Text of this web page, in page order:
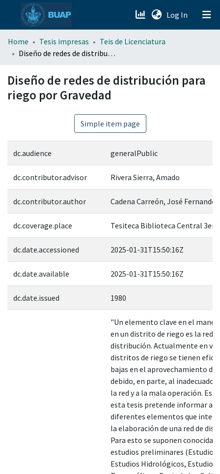
Log In (current)
menu.section.about_menu
Home Tesis impresas
Teis de Licenciatura
Diseño de redes de distribución para riego por Gravedad
Diseño de redes de distribución para
riego por Gravedad
Simple item page
dc.audience generalPublic
dc.contributor.advisor Rivera Sierra, Amado
dc.contributor.author Cadena Carreón, José Fernando
dc.coverage.place Tesiteca Biblioteca Central 3er
dc.date.accessioned 2025-01-31T15:50:16Z
dc.date.available 2025-01-31T15:50:16Z
dc.date.issued 1980
"Un elemento clave en el
en un distrito de riego es la red
distribución. Actualmente en
distritos de riego se tienen
bajas en el aprovechamiento
debido, en parte, al inadecuado
la red y a la mala operación. Es
esta tesis pretende informar al
diferentes elementos que
la elaboración de una red de
Para esto se suponen conocidas
estudios preliminares (Estudios
Estudios Hidrológicos, Estudios